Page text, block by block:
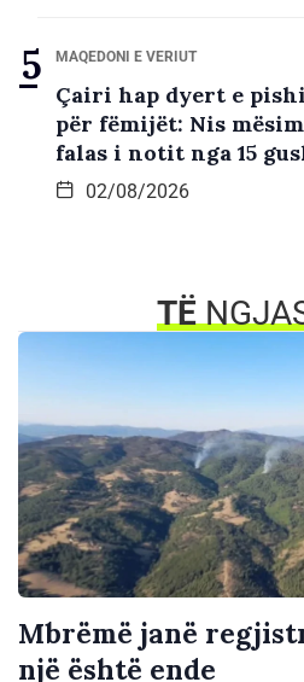
MAQEDONI E VERIUT
Çairi hap dyert e
për fëmijët: Nis
falas i notit nga 15
02/08/2026
TË
Mbrëmë janë
një është ende